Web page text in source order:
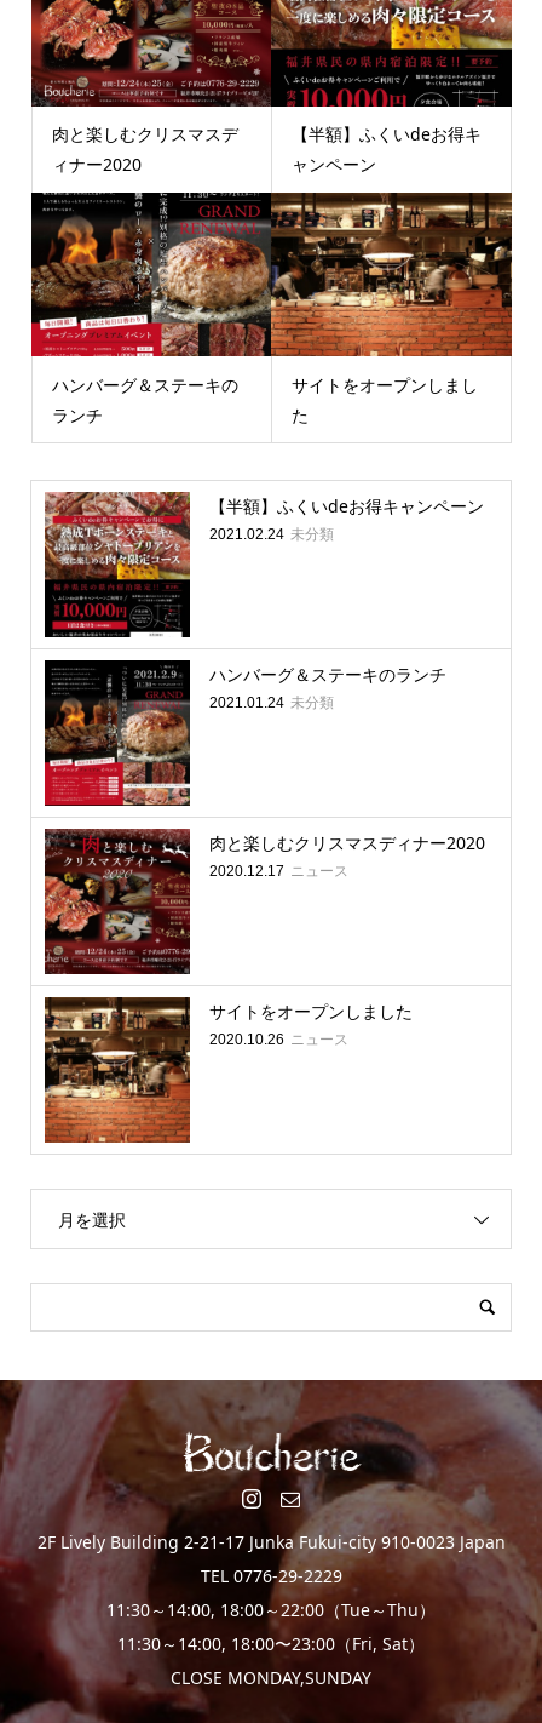
肉と楽しむクリスマスデ
ィナー2020
【半額】ふくいdeお得キ
ャンペーン
ハンバーグ＆ステーキの
ランチ
サイトをオープンしまし
た
【半額】ふくいdeお得キャンペーン
2021.02.24 未分類
ハンバーグ＆ステーキのランチ
2021.01.24 未分類
肉と楽しむクリスマスディナー2020
2020.12.17 ニュース
サイトをオープンしました
2020.10.26 ニュース
月を選択
2F Lively Building 2-21-17 Junka Fukui-city 910-0023 Japan
TEL 0776-29-2229
11:30～14:00, 18:00～22:00（Tue～Thu）
11:30～14:00, 18:00〜23:00（Fri, Sat）
CLOSE MONDAY,SUNDAY